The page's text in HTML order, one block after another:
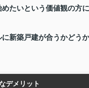
たいという価値観の方に
新築戸建が合うかどうか
デメリット